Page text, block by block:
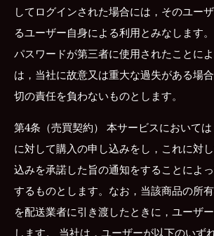
してログインされた場合には，そのユー
るユーザー自身による利用とみなします
パスワードが第三者に使用されたことに
は，当社に故意又は重大な過失がある場
切の責任を負わないものとします。
第4条（売買契約） 本サービスにおいて
に対して購入の申し込みをし，これに対
込みを承諾した旨の通知をすることによ
するものとします。なお，当該商品の所
を配送業者に引き渡したときに，ユーザ
します。 当社は，ユーザーが以下のいず